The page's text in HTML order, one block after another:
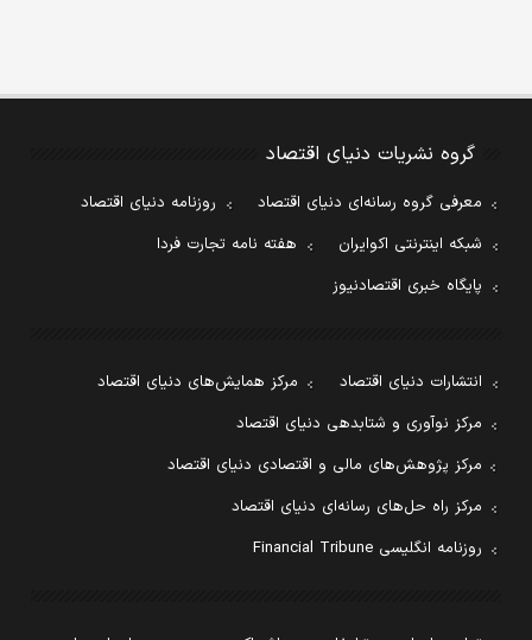
گروه نشریات دنیای اقتصاد
معرفی گروه رسانه‌ای دنیای اقتصاد
روزنامه دنیای اقتصاد
شبکه اینترنتی اکوایران
هفته نامه تجارت فردا
پایگاه خبری اقتصادنیوز
انتشارات دنیای اقتصاد
مرکز همایش‌های دنیای اقتصاد
مرکز نوآوری و شتابدهی دنیای اقتصاد
مرکز پژوهش‌های مالی و اقتصادی دنیای اقتصاد
مرکز راه حل‌های رسانه‌ای دنیای اقتصاد
روزنامه انگلیسی Financial Tribune